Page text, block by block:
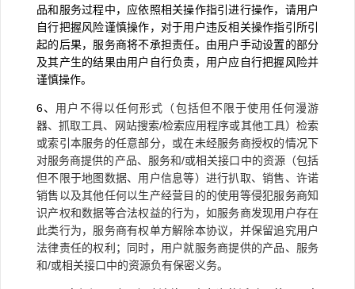
品和服务过程中，应依照相关操作指引进行操作，请用户
自行把握风险谨慎操作，对于用户违反相关操作指引所引
起的后果，服务商将不承担责任。由用户手动设置的部分
及其产生的结果由用户自行负责，用户应自行把握风险并
谨慎操作。
6、 用户不得以任何形式（包括但不限于使用任何漫游
器、抓取工具、网站搜索/检索应用程序或其他工具）检索
或索引本服务的任意部分，或在未经服务商授权的情况下
对服务商提供的产品、服务和/或相关接口中的资源（包括
但不限于地图数据、用户信息等）进行扒取、销售、许诺
销售以及其他任何以生产经营目的的使用等侵犯服务商知
识产权和数据等合法权益的行为，如服务商发现用户存在
此类行为，服务商有权单方解除本协议，并保留追究用户
法律责任的权利；同时，用户就服务商提供的产品、服务
和/或相关接口中的资源负有保密义务。